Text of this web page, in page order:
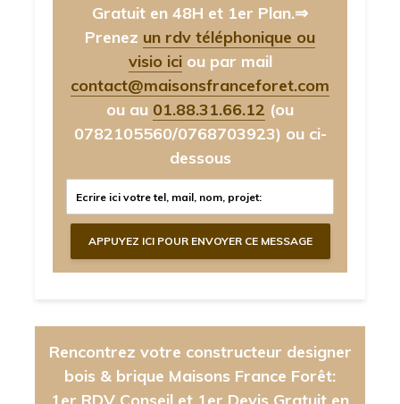
Gratuit en 48H et 1er Plan.⇒
Prenez un rdv téléphonique ou
visio iciou par mail
contact@maisonsfranceforet.com
ou au 01.88.31.66.12 (ou
0782105560/0768703923) ou ci-
dessous
Rencontrez votre constructeur designer
bois & brique Maisons France Forêt: